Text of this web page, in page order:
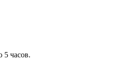
5 часов.